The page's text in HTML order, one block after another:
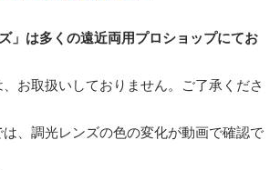
」は多くの遠近両用プロショップにてお
お取扱いしておりません。ご了承くださ
、調光レンズの色の変化が動画で確認で